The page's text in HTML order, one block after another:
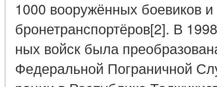
1000 во­ору­жён­ных бо­е­ви­ков
бронетранспортёров[2]. В
ных войск была
Фе­де­раль­ной По­гра­нич­ной